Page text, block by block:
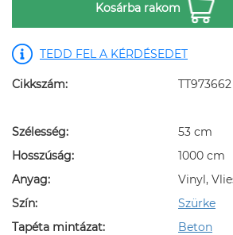
Kosárba rakom
TEDD FEL A KÉRDÉSEDET
Cikkszám: TT973662
Szélesség:
53 cm
Hosszúság:
1000 cm
Anyag:
Vinyl,
Szín:
Szürke
Tapéta mintázat:
Beton